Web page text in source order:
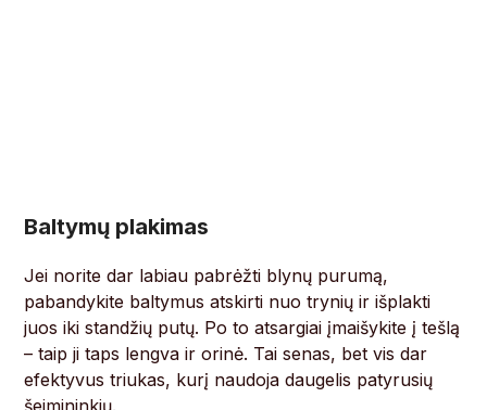
Baltymų plakimas
Jei norite dar labiau pabrėžti blynų purumą,
pabandykite baltymus atskirti nuo trynių ir išplakti
juos iki standžių putų. Po to atsargiai įmaišykite į tešlą
– taip ji taps lengva ir orinė. Tai senas, bet vis dar
efektyvus triukas, kurį naudoja daugelis patyrusių